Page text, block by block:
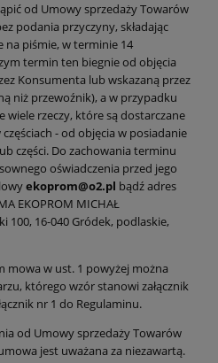
od Umowy sprzedaży Towarów
podania przyczyny, składając
na piśmie, w terminie 14
termin ten biegnie od objęcia
Konsumenta lub wskazaną przez
niż przewoźnik), a w przypadku
rzeczy, które są dostarczane
- od objęcia w posiadanie
części. Do zachowania terminu
oświadczenia przed jego
ekoprom@o2.pl bądź adres
EKOPROM MICHAŁ
100, 16-040 Gródek, podlaskie,
mowa w ust. 1 powyżej można
którego wzór stanowi załącznik
nr 1 do Regulaminu.
od Umowy sprzedaży Towarów
jest uważana za niezawartą.